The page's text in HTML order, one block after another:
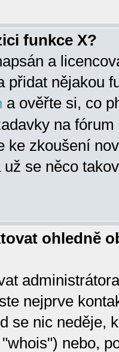
funkce X?
a
přidat nějakou
a ověřte si, co
na
ke zkoušení
se něco
ohledně
nejprve
se nic neděje,
nebo,